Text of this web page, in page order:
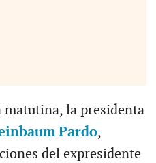
matutina, la presidenta
Pardo,
del expresidente